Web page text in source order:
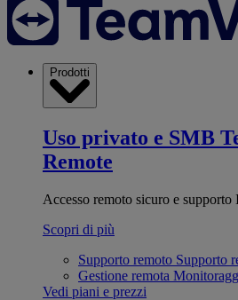
Prodotti
Uso privato e SMB
Remote
Accesso remoto sicuro e supporto
Scopri di più
Supporto remoto Supporto
Gestione remota
Vedi piani e prezzi